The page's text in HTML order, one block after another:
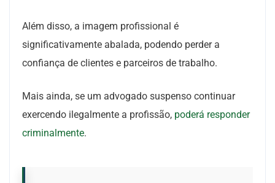
Além disso, a imagem profissional é
significativamente abalada, podendo perder a
confiança de clientes e parceiros de trabalho.
Mais ainda, se um advogado suspenso continuar
exercendo ilegalmente a profissão, poderá responder
criminalmente.